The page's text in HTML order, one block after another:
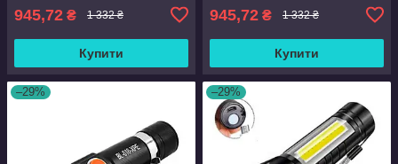
945,72 ₴ 1 332 ₴
Купити
945,72 ₴ 1 332 ₴
Купити
–29% –29%